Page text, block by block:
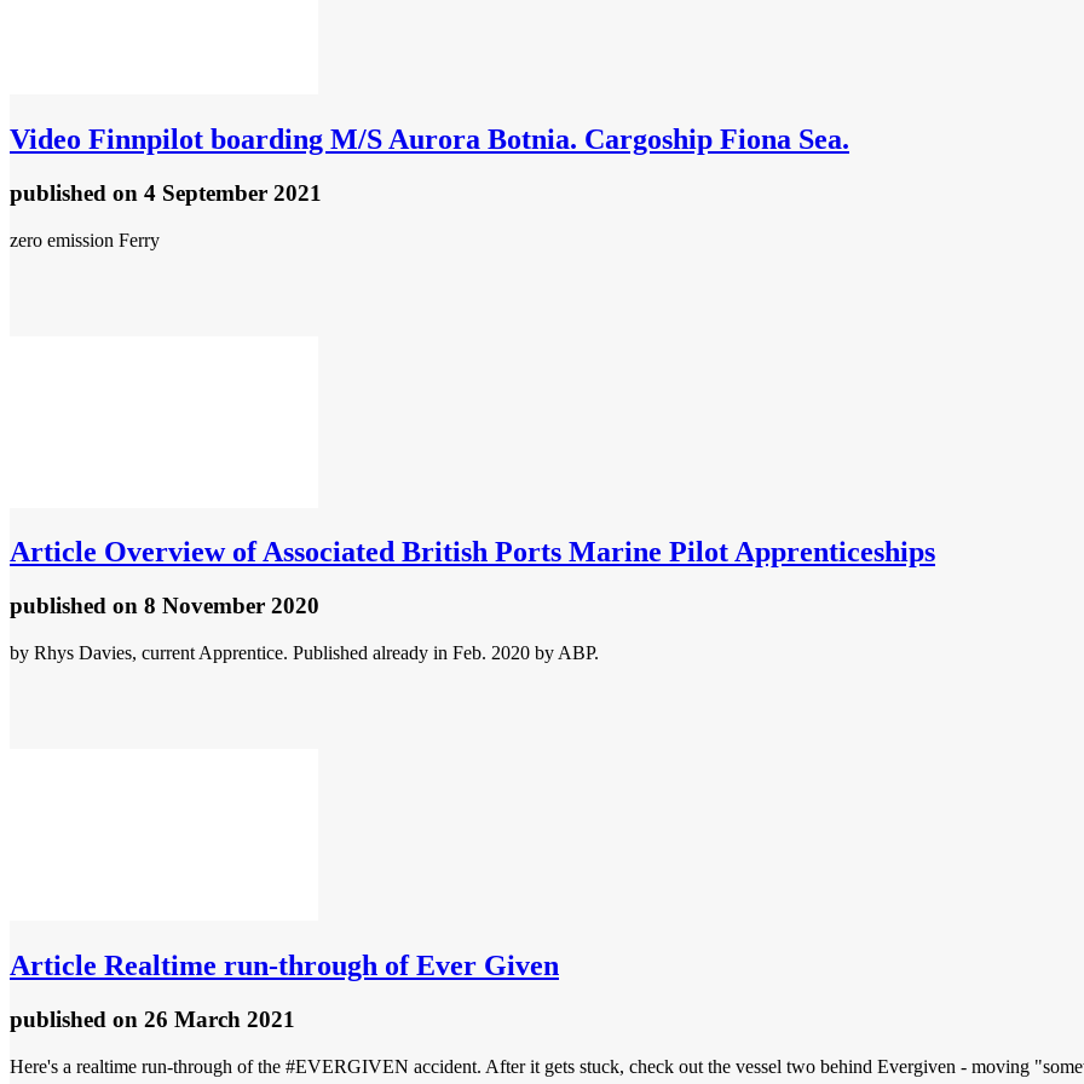
Video Finnpilot boarding M/S Aurora Botnia. Cargoship Fiona Sea.
published on 4 September 2021
zero emission Ferry
Article Overview of Associated British Ports Marine Pilot Apprenticeships
published on 8 November 2020
by Rhys Davies, current Apprentice. Published already in Feb. 2020 by ABP.
Article Realtime run-through of Ever Given
published on 26 March 2021
Here's a realtime run-through of the #EVERGIVEN accident. After it gets stuck, check out the vessel two behind Evergiven - moving